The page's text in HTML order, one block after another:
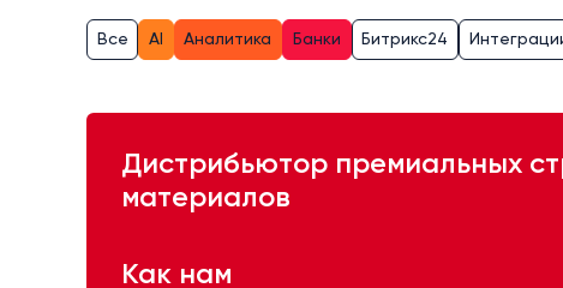
Все AI Аналитика Банки Битрикс24
Дистрибьютор премиальных
материалов
Как нам